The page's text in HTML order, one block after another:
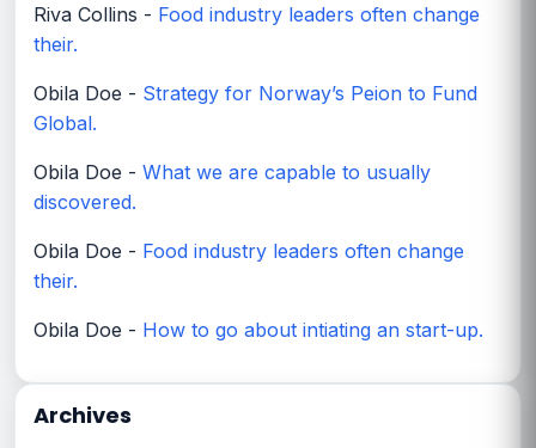
Riva Collins - Food industry leaders often change
their.
Obila Doe - Strategy for Norway’s Peion to Fund
Global.
Obila Doe - What we are capable to usually
discovered.
Obila Doe - Food industry leaders often change
their.
Obila Doe - How to go about intiating an start-up.
Archives